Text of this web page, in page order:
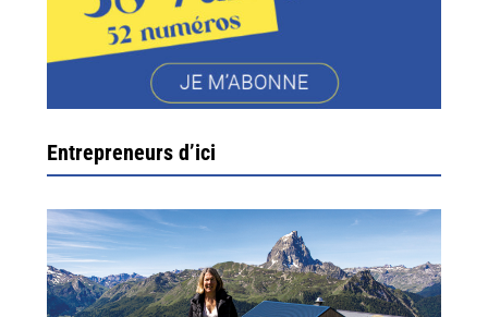
Entrepreneurs d’ici